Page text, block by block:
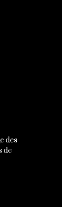
des
de